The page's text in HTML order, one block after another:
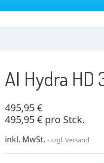
AI Hydra HD
495,95 €
495,95 € pro Stck.
inkl. MwSt. zzgl. Versand